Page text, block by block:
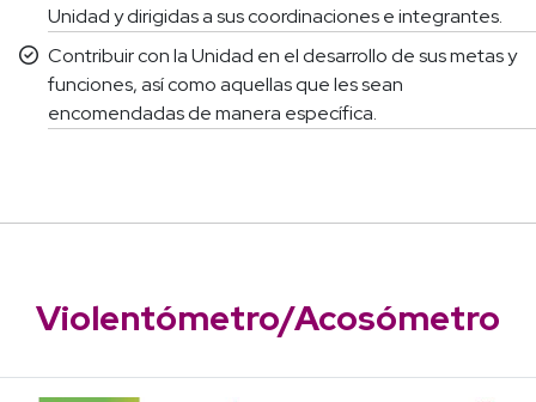
Unidad y dirigidas a sus coordinaciones e integrantes.
Contribuir con la Unidad en el desarrollo de sus metas y
funciones, así como aquellas que les sean
encomendadas de manera específica.
Violentómetro/Acosómetro